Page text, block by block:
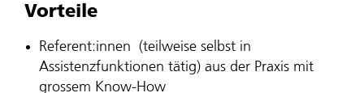
Vorteile
Referent:innen (teilweise selbst in
Assistenzfunktionen tätig) aus der Praxis mit
grossem Know-How